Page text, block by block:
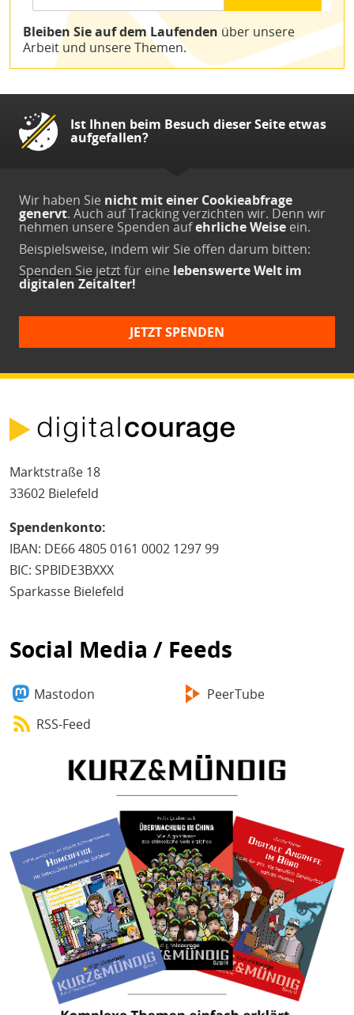
Bleiben Sie auf dem Laufenden über unsere
Arbeit und unsere Themen.
Ist Ihnen beim Besuch dieser Seite etwas
aufgefallen?
Wir haben Sie nicht mit einer Cookieabfrage
genervt. Auch auf Tracking verzichten wir. Denn wir
nehmen unsere Spenden aufehrliche Weise ein.
Beispielsweise, indem wir Sie offen darum bitten:
Spenden Sie jetztfür eine lebenswerte Welt im
digitalen Zeitalter!
JETZT SPENDEN
Marktstraße 18
33602 Bielefeld
Spendenkonto:
IBAN: DE66 4805 0161 0002 1297 99
BIC: SPBIDE3BXXX
Sparkasse Bielefeld
Social Media / Feeds
Mastodon
PeerTube
RSS-Feed